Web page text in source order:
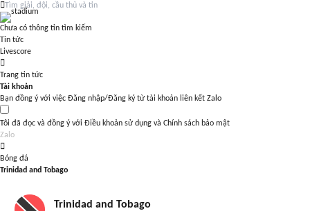
Chưa có thông tin tìm kiếm
Tin tức
Livescore
Trang tin tức
Tài khoản
Bạn đồng ý với việc Đăng nhập/Đăng ký từ tài khoản liên kết Zalo
Tôi đã đọc và đồng ý với Điều khoản sử dụng và Chính sách bảo mật
Zalo
Bóng đá
Trinidad and Tobago
Trinidad and Tobago